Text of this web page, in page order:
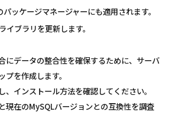
ッケージマネージャーにも適用されます。
イブラリを更新します。
にデータの整合性を確保するために、サーバ
を作成します。
、インストール方法を確認してください。
現在のMySQLバージョンとの互換性を調査